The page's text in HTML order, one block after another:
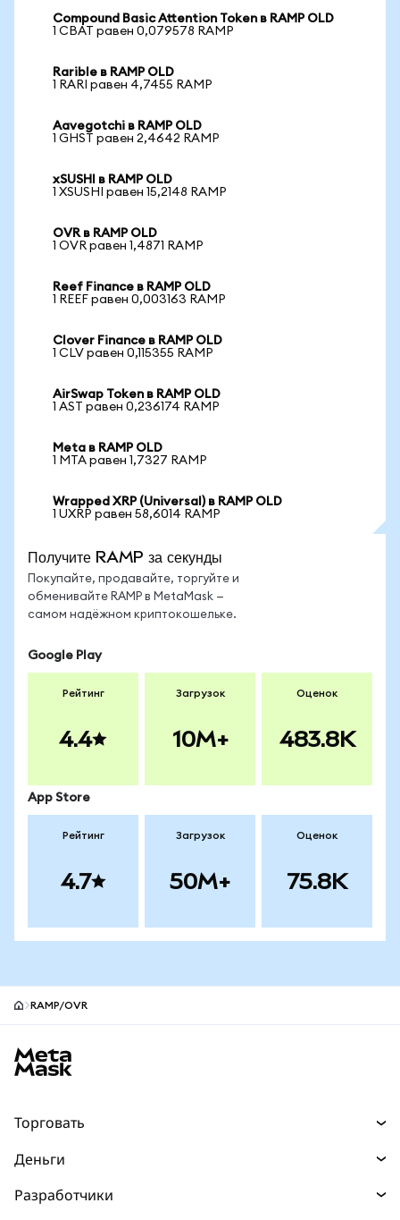
Compound Basic Attention Token в RAMP OLD
1 CBAT равен 0,079578 RAMP
Rarible в RAMP OLD
1 RARI равен 4,7455 RAMP
Aavegotchi в RAMP OLD
1 GHST равен 2,4642 RAMP
xSUSHI в RAMP OLD
1 XSUSHI равен 15,2148 RAMP
OVR в RAMP OLD
1 OVR равен 1,4871 RAMP
Reef Finance в RAMP OLD
1 REEF равен 0,003163 RAMP
Clover Finance в RAMP OLD
1 CLV равен 0,115355 RAMP
AirSwap Token в RAMP OLD
1 AST равен 0,236174 RAMP
Meta в RAMP OLD
1 MTA равен 1,7327 RAMP
Wrapped XRP (Universal) в RAMP OLD
1 UXRP равен 58,6014 RAMP
Получите RAMP за секунды
Покупайте, продавайте, торгуйте и
обменивайте RAMP в MetaMask —
самом надёжном криптокошельке.
Google Play
Рейтинг
4.4
Загрузок
10M+
Оценок
483.8K
App Store
Рейтинг
4.7
Загрузок
50M+
Оценок
75.8K
RAMP/OVR
Торговать
Прогнозы
Деньги
Разработчики